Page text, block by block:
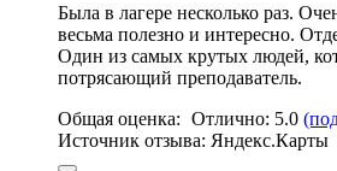
Была в лагере несколько раз.
весьма полезно и интересно.
Один из самых крутых людей,
потрясающий преподаватель.
Общая оценка: Отлично: 5.0
Источник отзыва: Яндекс.Карты